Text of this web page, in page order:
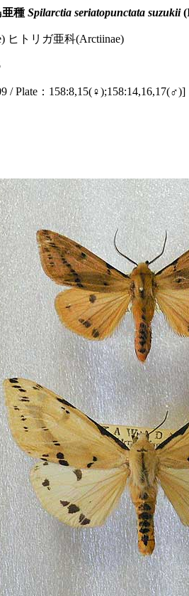
亜種 Spilarctia seriatopunctata suzukii
ヒトリガ亜科(Arctiinae)
/ Plate：158:8,15(♀);158:14,16,17(♂)]